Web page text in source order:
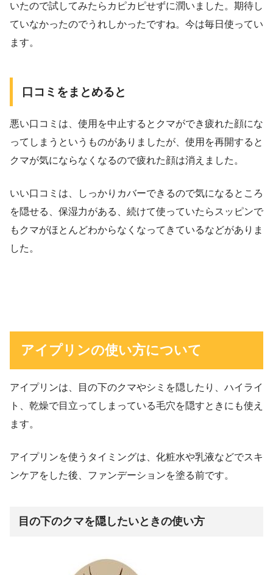
いたので試してみたらカピカピせずに潤いました。期待し
ていなかったのでうれしかったですね。今は毎日使ってい
ます。
口コミをまとめると
悪い口コミは、使用を中止するとクマができ疲れた顔にな
ってしまうというものがありましたが、使用を再開すると
クマが気にならなくなるので疲れた顔は消えました。
いい口コミは、しっかりカバーできるので気になるところ
を隠せる、保湿力がある、続けて使っていたらスッピンで
もクマがほとんどわからなくなってきているなどがありま
した。
アイプリンの使い方について
アイプリンは、目の下のクマやシミを隠したり、ハイライ
ト、乾燥で目立ってしまっている毛穴を隠すときにも使え
ます。
アイプリンを使うタイミングは、化粧水や乳液などでスキ
ンケアをした後、ファンデーションを塗る前です。
目の下のクマを隠したいときの使い方